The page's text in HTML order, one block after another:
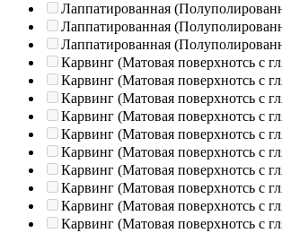
Лаппатированная
Лаппатированная
Лаппатированная
Карвинг (Матовая поверхнотсь с
Карвинг (Матовая поверхнотсь с
Карвинг (Матовая поверхнотсь с
Карвинг (Матовая поверхнотсь с
Карвинг (Матовая поверхнотсь с
Карвинг (Матовая поверхнотсь с
Карвинг (Матовая поверхнотсь с
Карвинг (Матовая поверхнотсь с
Карвинг (Матовая поверхнотсь с
Карвинг (Матовая поверхнотсь с